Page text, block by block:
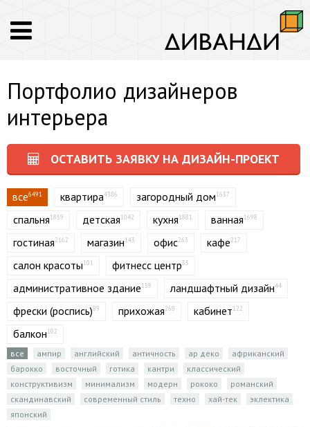
Портфолио дизайнеров
интерьера
ОСТАВИТЬ ЗАЯВКУ НА ДИЗАЙН-ПРОЕКТ
все6491 квартира4386 загородный дом1637
спальня1859 детская1042 кухня1881 ванная1698
гостиная2162 магазин143 офис263 кафе217
салон красоты101 фитнесс центр35
административное здание159 ландшафтный дизайн44
фрески (роспись)89 прихожая268 кабинет122
балкон102
все ампир английский античность ар деко
африканский
барокко
восточный готика кантри
классический
конструктивизм
минимализм модерн рококо
романский
скандинавский
современный стиль техно хай-тек
эклектика
японский